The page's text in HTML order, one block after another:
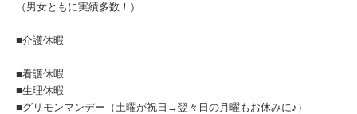
（男女ともに実績多数！）
■介護休暇
■看護休暇
■生理休暇
■グリモンマンデー（土曜が祝日→翌々日の月曜もお休みに♪）